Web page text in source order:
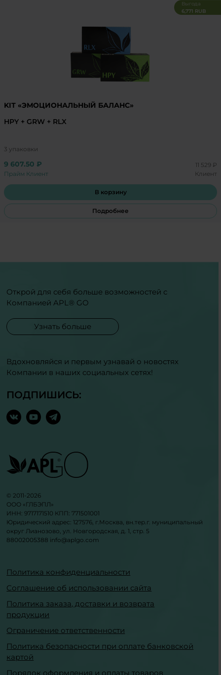
Выгода
6,771 RUB
KIT «ЭМОЦИОНАЛЬНЫЙ БАЛАНС»
HPY + GRW + RLX
3 упаковки
9 607.50 ₽
Прайм Клиент
11 529 ₽
Клиент
В корзину
Подробнее
Открой для себя больше возможностей с
Компанией APL® GO
Узнать больше
Вдохновляйся и первым узнавай о новостях
Компании в наших социальных сетях!
ПОДПИШИСЬ:
© 2011-2026
ООО «ГЛБЭПЛ»
ИНН: 9717171510 КПП: 771501001
Юридический адрес: 127576, г.Москва, вн.тер.г. муниципальный
округ Лианозово, ул. Новгородская, д. 1, стр. 5
88002005388 info@aplgo.com
Политика конфиденциальности
Соглашение об использовании сайта
Политика заказа, доставки и возврата
продукции
Ограничение ответственности
Политика безопасности при оплате банковской
картой
Порядок оформления и оплаты товаров